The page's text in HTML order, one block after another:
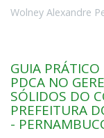
Wolney Alexandre
GUIA
PDCA NO
SÓLIDOS DO
PREFEITURA
-